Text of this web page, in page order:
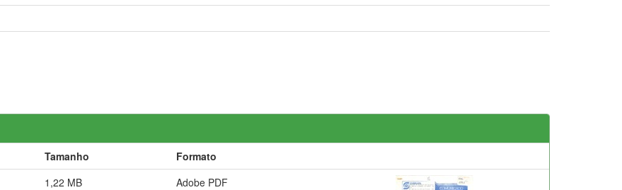
Tamanho
Formato
1,22 MB Adobe PDF